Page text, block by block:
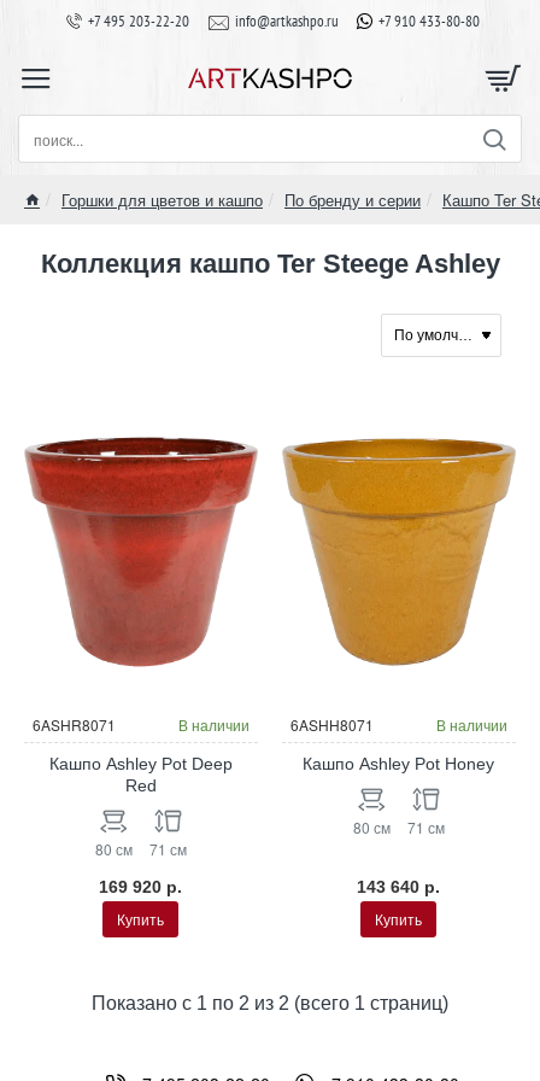
+7 495 203-22-20 info@artkashpo.ru +7 910 433-80-80
поиск...
Горшки для цветов и кашпо По бренду и серии Кашпо Ter
Коллекция кашпо Ter Steege Ashley
6ASHR8071 В наличии
Кашпо Ashley Pot Deep
Red
80 см 71 см
169 920 р.
Купить
6ASHH8071 В наличии
Кашпо Ashley Pot Honey
80 см 71 см
143 640 р.
Купить
Показано с 1 по 2 из 2 (всего 1 страниц)